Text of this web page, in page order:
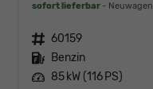
sofort lieferbar Neuwagen
Fahrzeugnr. 60159
Kraftstoff Benzin
Leistung 85 kW (116 PS)